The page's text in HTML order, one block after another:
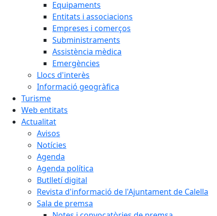
Equipaments
Entitats i associacions
Empreses i comerços
Subministraments
Assistència mèdica
Emergències
Llocs d'interès
Informació geogràfica
Turisme
Web entitats
Actualitat
Avisos
Notícies
Agenda
Agenda política
Butlletí digital
Revista d'informació de l'Ajuntament de Calella
Sala de premsa